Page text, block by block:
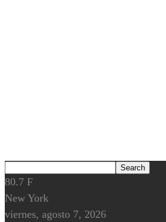
80.7 F
New York
viernes, agosto 7, 2026